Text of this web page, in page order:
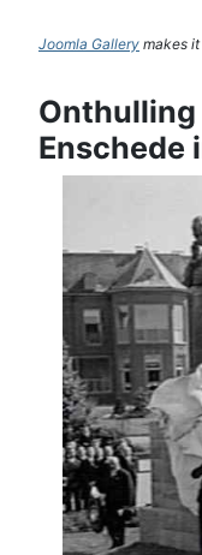
Joomla Gallery makes
Enschede